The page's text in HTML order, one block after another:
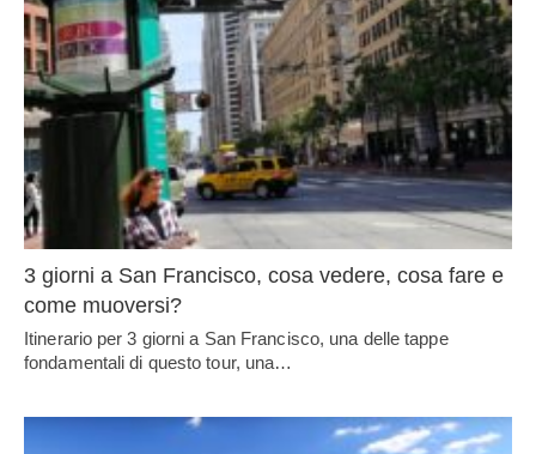
3 giorni a San Francisco, cosa vedere, cosa fare e
come muoversi?
Itinerario per 3 giorni a San Francisco, una delle tappe
fondamentali di questo tour, una…